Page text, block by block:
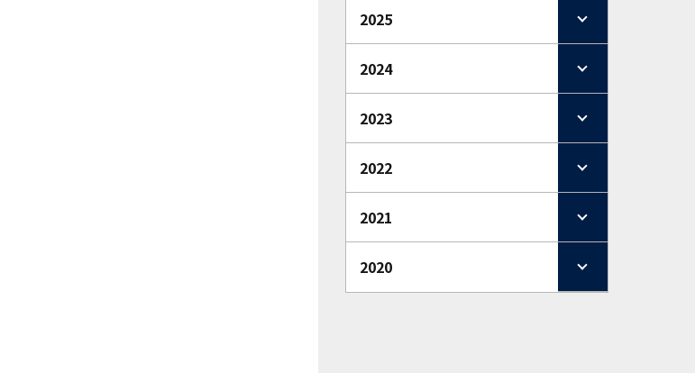
2025
2024
2023
2022
2021
2020